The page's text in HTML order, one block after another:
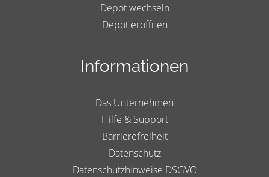
Depot wechseln
Depot eröffnen
Informationen
Das Unternehmen
Hilfe & Support
Barrierefreiheit
Datenschutz
Datenschutzhinweise DSGVO